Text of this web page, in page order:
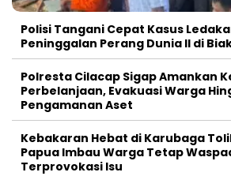
Polisi Tangani Cepat Kasus
Peninggalan Perang Dunia II di
Polresta Cilacap Sigap Amankan
Perbelanjaan, Evakuasi Warga
Pengamanan Aset
Kebakaran Hebat di Karubaga
Papua Imbau Warga Tetap
Terprovokasi Isu